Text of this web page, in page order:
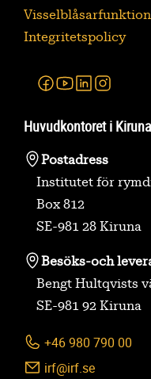
Visselblåsarfunktion
Integritetspolicy
Facebook
YoutubeLinkedin
Huvudkontoret i Kiruna
Postadress
Institutet för
Box 812
SE-981 28 Kiruna
Besöks-och
Bengt Hultqvists
SE-981 92 Kiruna
+46 980 790 00
irf@irf.se